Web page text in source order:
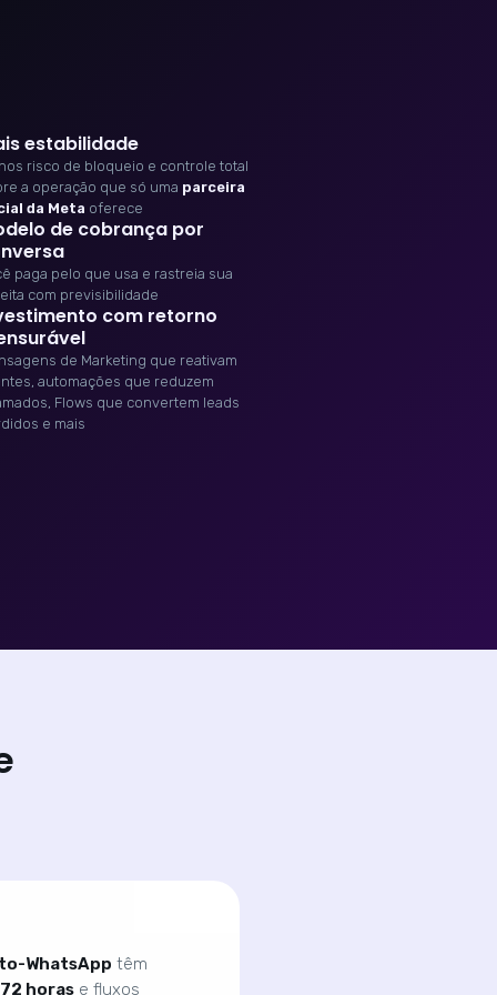
estabilidade
risco de bloqueio e controle total
a operação que só uma parceira
da Meta oferece
de cobrança por
paga pelo que usa e rastreia sua
com previsibilidade
com retorno
de Marketing que reativam
automações que reduzem
Flows que convertem leads
e mais
WhatsApp têm
72 horas e fluxos